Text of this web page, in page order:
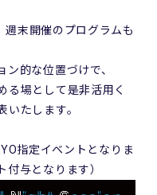
末開催のプログラムも
的な位置づけで、
る場として是非活用く
いたします。
指定イベントとなりま
付与となります）